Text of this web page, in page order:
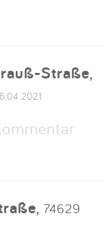
Straße,
, 74629